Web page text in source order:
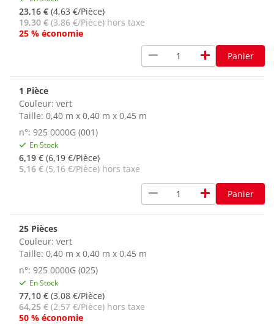
23,16 € (4,63 €/Pièce)
19,30 € (3,86 €/Pièce) hors taxe
25 % économie
remove add Panier
1 Pièce
Couleur: vert
Taille: 0,40 m x 0,40 m x 0,45 m
n°: 925 0000G (001)
En Stock
6,19 € (6,19 €/Pièce)
5,16 € (5,16 €/Pièce) hors taxe
remove add Panier
25 Pièces
Couleur: vert
Taille: 0,40 m x 0,40 m x 0,45 m
n°: 925 0000G (025)
En Stock
77,10 € (3,08 €/Pièce)
64,25 € (2,57 €/Pièce) hors taxe
50 % économie